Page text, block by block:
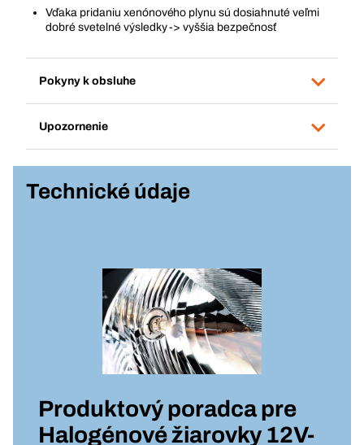
Vďaka pridaniu xenónového plynu sú dosiahnuté veľmi
dobré svetelné výsledky -> vyššia bezpečnosť
Pokyny k obsluhe
Upozornenie
Technické údaje
Produktový poradca pre
Halogénové žiarovky 12V-